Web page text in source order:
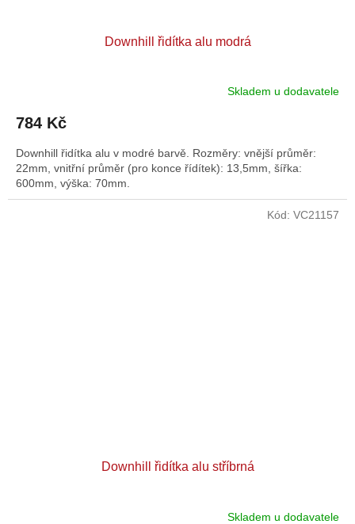
Downhill řidítka alu modrá
Skladem u dodavatele
784 Kč
Downhill řidítka alu v modré barvě. Rozměry: vnější průměr:
22mm, vnitřní průměr (pro konce řídítek): 13,5mm, šířka:
600mm, výška: 70mm.
Downhill řidítka alu stříbrná
Skladem u dodavatele
Kód: VC21157